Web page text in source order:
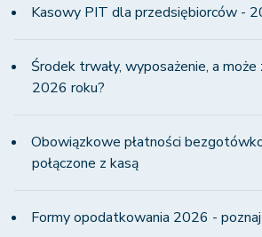
Kasowy PIT dla przedsiębiorców -
Środek trwały, wyposażenie, a
2026 roku?
Obowiązkowe płatności
połączone z kasą
Formy opodatkowania 2026 -